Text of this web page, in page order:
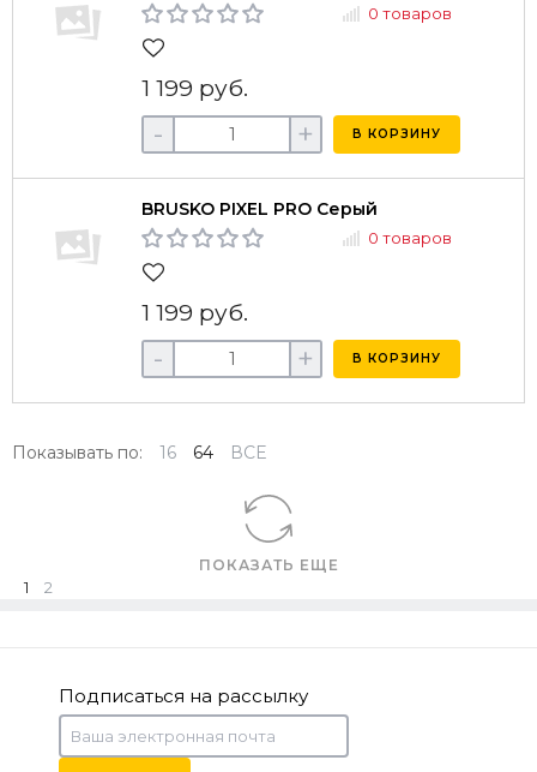
0 товаров
1 199 руб.
- + В КОРЗИНУ
BRUSKO PIXEL PRO Серый
0 товаров
1 199 руб.
- + В КОРЗИНУ
Показывать по: 16 64 ВСЕ
ПОКАЗАТЬ ЕЩЕ
1 2
Подписаться на рассылку